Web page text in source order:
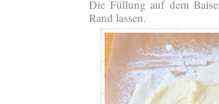
Die Füllung auf dem
Rand lassen.